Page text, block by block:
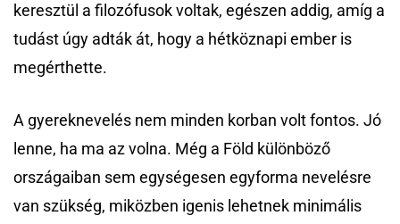
keresztül a filozófusok voltak, egészen addig, amíg a
tudást úgy adták át, hogy a hétköznapi ember is
megérthette.
A gyereknevelés nem minden korban volt fontos. Jó
lenne, ha ma az volna. Még a Föld különböző
országaiban sem egységesen egyforma nevelésre
van szükség, miközben igenis lehetnek minimális